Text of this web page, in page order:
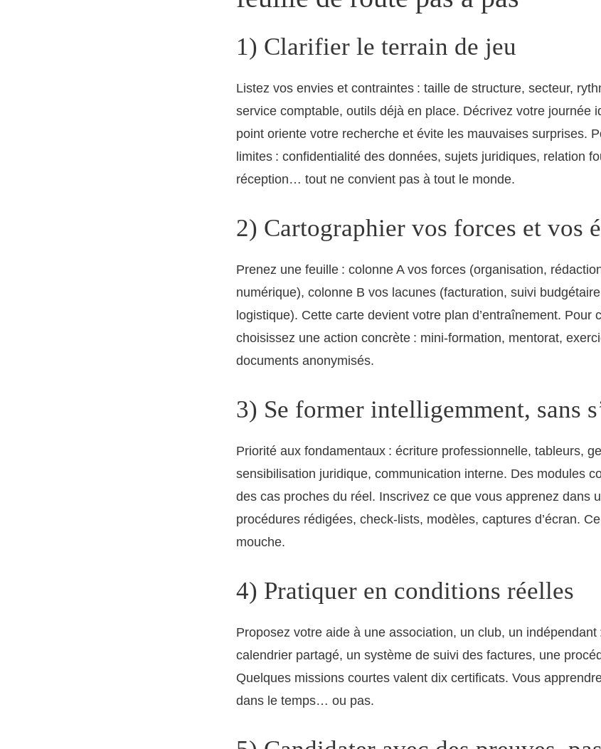
1) Clarifier le terrain de jeu
Listez vos envies et contraintes : taille de structure, secteur,
service comptable, outils déjà en place. Décrivez votre journée
point oriente votre recherche et évite les mauvaises surprises.
limites : confidentialité des données, sujets juridiques, relation
réception… tout ne convient pas à tout le monde.
2) Cartographier vos forces et vos
Prenez une feuille : colonne A vos forces (organisation,
numérique), colonne B vos lacunes (facturation, suivi
logistique). Cette carte devient votre plan d’entraînement. Pour
choisissez une action concrète : mini-formation, mentorat,
documents anonymisés.
3) Se former intelligemment, sans
Priorité aux fondamentaux : écriture professionnelle, tableurs,
sensibilisation juridique, communication interne. Des modules
des cas proches du réel. Inscrivez ce que vous apprenez dans
procédures rédigées, check-lists, modèles, captures d’écran.
mouche.
4) Pratiquer en conditions réelles
Proposez votre aide à une association, un club, un indépendant
calendrier partagé, un système de suivi des factures, une
Quelques missions courtes valent dix certificats. Vous
dans le temps… ou pas.